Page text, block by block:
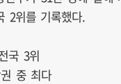
2위를 기록했다.
국 3위
중 최다